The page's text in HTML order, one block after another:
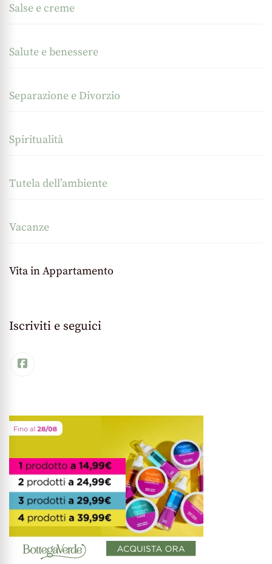
Salse e creme
Salute e benessere
Separazione e Divorzio
Spiritualità
Tutela dell’ambiente
Vacanze
Vita in Appartamento
Iscriviti e seguici